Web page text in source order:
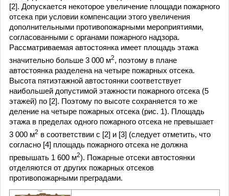
[2]. Допускается некоторое увеличение площади пожарного
отсека при условии компенсации этого увеличения
дополнительными противопожарными мероприятиями,
согласованными с органами пожарного надзора.
Рассматриваемая автостоянка имеет площадь этажа
значительно больше 3 000 м2, поэтому в плане
автостоянка разделена на четыре пожарных отсека.
Высота пятиэтажной автостоянки соответствует
наибольшей допустимой этажности пожарного отсека (5
этажей) по [2]. Поэтому по высоте сохраняется то же
деление на четыре пожарных отсека (рис. 1). Площадь
этажа в пределах одного пожарного отсека не превышает
3 000 м2 в соответствии с [2] и [3] (следует отметить, что
согласно [4] площадь пожарного отсека не должна
превышать 1 600 м2). Пожарные отсеки автостоянки
отделяются от других пожарных отсеков
противопожарными преградами.